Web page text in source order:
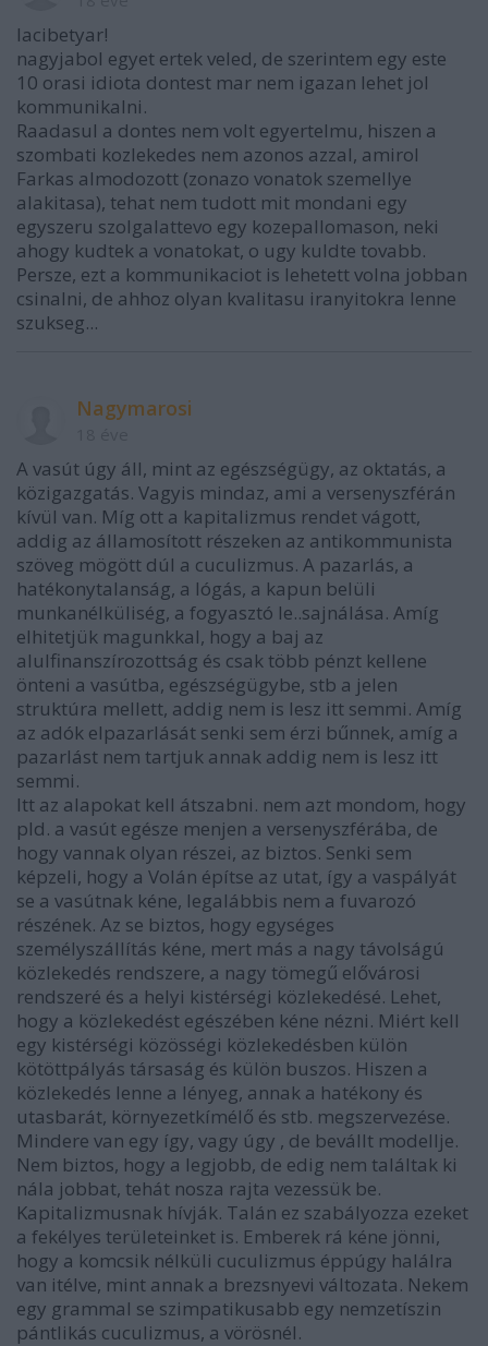
lacibetyar!
nagyjabol egyet ertek veled, de szerintem egy este
10 orasi idiota dontest mar nem igazan lehet jol
kommunikalni.
Raadasul a dontes nem volt egyertelmu, hiszen a
szombati kozlekedes nem azonos azzal, amirol
Farkas almodozott (zonazo vonatok szemellye
alakitasa), tehat nem tudott mit mondani egy
egyszeru szolgalattevo egy kozepallomason, neki
ahogy kudtek a vonatokat, o ugy kuldte tovabb.
Persze, ezt a kommunikaciot is lehetett volna jobban
csinalni, de ahhoz olyan kvalitasu iranyitokra lenne
szukseg...
Nagymarosi
A vasút úgy áll, mint az egészségügy, az oktatás, a
közigazgatás. Vagyis mindaz, ami a versenyszférán
kívül van. Míg ott a kapitalizmus rendet vágott,
addig az államosított részeken az antikommunista
szöveg mögött dúl a cuculizmus. A pazarlás, a
hatékonytalanság, a lógás, a kapun belüli
munkanélküliség, a fogyasztó le..sajnálása. Amíg
elhitetjük magunkkal, hogy a baj az
alulfinanszírozottság és csak több pénzt kellene
önteni a vasútba, egészségügybe, stb a jelen
struktúra mellett, addig nem is lesz itt semmi. Amíg
az adók elpazarlását senki sem érzi bűnnek, amíg a
pazarlást nem tartjuk annak addig nem is lesz itt
semmi.
Itt az alapokat kell átszabni. nem azt mondom, hogy
pld. a vasút egésze menjen a versenyszférába, de
hogy vannak olyan részei, az biztos. Senki sem
képzeli, hogy a Volán építse az utat, így a vaspályát
se a vasútnak kéne, legalábbis nem a fuvarozó
részének. Az se biztos, hogy egységes
személyszállítás kéne, mert más a nagy távolságú
közlekedés rendszere, a nagy tömegű elővárosi
rendszeré és a helyi kistérségi közlekedésé. Lehet,
hogy a közlekedést egészében kéne nézni. Miért kell
egy kistérségi közösségi közlekedésben külön
kötöttpályás társaság és külön buszos. Hiszen a
közlekedés lenne a lényeg, annak a hatékony és
utasbarát, környezetkímélő és stb. megszervezése.
Mindere van egy így, vagy úgy , de bevállt modellje.
Nem biztos, hogy a legjobb, de edig nem találtak ki
nála jobbat, tehát nosza rajta vezessük be.
Kapitalizmusnak hívják. Talán ez szabályozza ezeket
a fekélyes területeinket is. Emberek rá kéne jönni,
hogy a komcsik nélküli cuculizmus éppúgy halálra
van itélve, mint annak a brezsnyevi változata. Nekem
egy grammal se szimpatikusabb egy nemzetíszin
pántlikás cuculizmus, a vörösnél.